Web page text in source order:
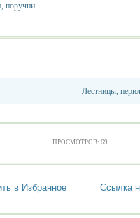
поручни
Лестницы,
ПРОСМОТРОВ: 69
в Избранное Ссылка